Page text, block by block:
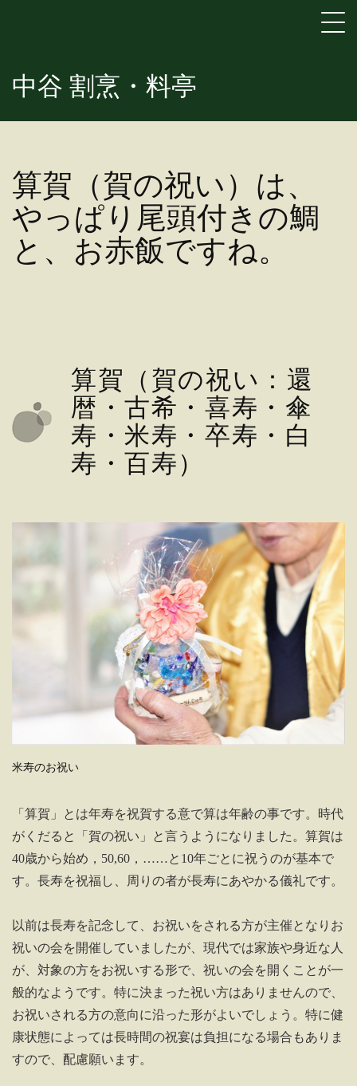
中谷 割烹・料亭
算賀（賀の祝い）は、
やっぱり尾頭付きの鯛
と、お赤飯ですね。
算賀（賀の祝い：還
暦・古希・喜寿・傘
寿・米寿・卒寿・白
寿・百寿）
米寿のお祝い
「算賀」とは年寿を祝賀する意で算は年齢の事です。時代
がくだると「賀の祝い」と言うようになりました。算賀は
40歳から始め，50,60，……と10年ごとに祝うのが基本で
す。長寿を祝福し、周りの者が長寿にあやかる儀礼です。
以前は長寿を記念して、お祝いをされる方が主催となりお
祝いの会を開催していましたが、現代では家族や身近な人
が、対象の方をお祝いする形で、祝いの会を開くことが一
般的なようです。特に決まった祝い方はありませんので、
お祝いされる方の意向に沿った形がよいでしょう。特に健
康状態によっては長時間の祝宴は負担になる場合もありま
すので、配慮願います。